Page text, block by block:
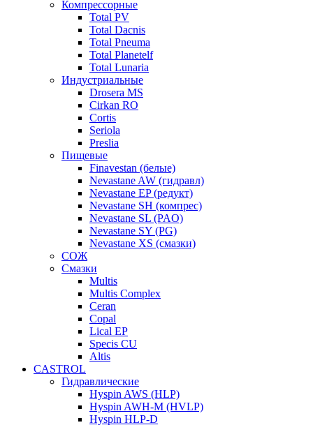
Компрессорные
Total PV
Total Dacnis
Total Pneuma
Total Planetelf
Total Lunaria
Индустриальные
Drosera MS
Cirkan RO
Cortis
Seriola
Preslia
Пищевые
Finavestan (белые)
Nevastane AW (гидравл)
Nevastane EP (редукт)
Nevastane SH (компрес)
Nevastane SL (PAO)
Nevastane SY (PG)
Nevastane XS (смазки)
СОЖ
Смазки
Multis
Multis Complex
Ceran
Copal
Lical EP
Specis CU
Altis
CASTROL
Гидравлические
Hyspin AWS (HLP)
Hyspin AWH-M (HVLP)
Hyspin HLP-D